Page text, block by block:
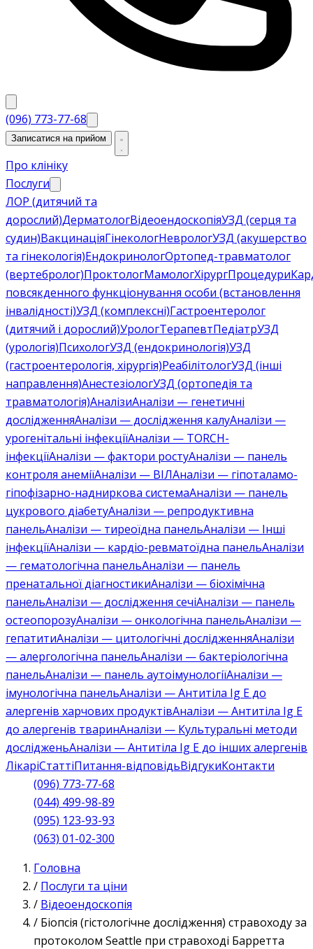
(096) 773-77-68
Записатися на прийом
Про клініку
Послуги
ЛОР (дитячий та
дорослий)ДерматологВідеоендоскопіяУЗД (серця та
судин)ВакцинаціяГінекологНеврологУЗД (акушерство
та гінекологія)ЕндокринологОртопед-травматолог
(вертебролог)ПроктологМамологХірургПроцедури
повсякденного функціонування особи (встановлення
інвалідності)УЗД (комплексні)Гастроентеролог
(дитячий і дорослий)УрологТерапевтПедіатрУЗД
(урологія)ПсихологУЗД (ендокринологія)УЗД
(гастроентерологія, хірургія)РеабілітологУЗД (інші
направлення)АнестезіологУЗД (ортопедія та
травматологія)АналізиАналізи — генетичні
дослідженняАналізи — дослідження калуАналізи —
урогенітальні інфекціїАналізи — TORCH-
інфекціїАналізи — фактори ростуАналізи — панель
контроля анеміїАналізи — ВІЛАналізи — гіпоталамо-
гіпофізарно-надниркова системаАналізи — панель
цукрового діабетуАналізи — репродуктивна
панельАналізи — тиреоїдна панельАналізи — Інші
інфекціїАналізи — кардіо-ревматоїдна панельАналізи
— гематологічна панельАналізи — панель
пренатальної діагностикиАналізи — біохімічна
панельАналізи — дослідження сечіАналізи — панель
остеопорозуАналізи — онкологічна панельАналізи —
гепатитиАналізи — цитологічні дослідженняАналізи
— алергологічна панельАналізи — бактеріологічна
панельАналізи — панель аутоімунологіїАналізи —
імунологічна панельАналізи — Антитіла Ig E до
алергенів харчових продуктівАналізи — Антитіла Ig E
до алергенів тваринАналізи — Культуральні методи
дослідженьАналізи — Антитіла Ig E до інших алергенів
ЛікаріСтаттіПитання-відповідьВідгукиКонтакти
(096) 773-77-68
(044) 499-98-89
(095) 123-93-93
(063) 01-02-300
Головна
/ Послуги та ціни
/ Відеоендоскопія
/ Біопсія (гістологічне дослідження) стравоходу за
протоколом Seattle при стравоході Барретта